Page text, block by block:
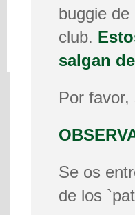
buggie
club.
salgan
Por
Se os
de los